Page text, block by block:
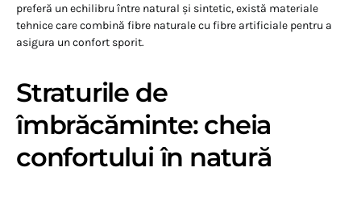
preferă un echilibru între natural și sintetic, există materiale
tehnice care combină fibre naturale cu fibre artificiale pentru a
asigura un confort sporit.
Straturile de
îmbrăcăminte: cheia
confortului în natură